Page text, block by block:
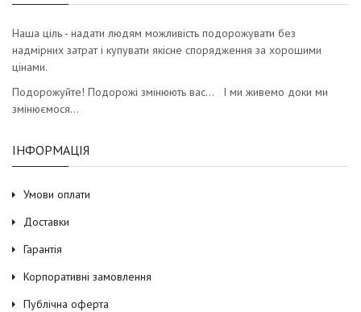
Наша ціль - надати людям можливість подорожувати без
надмірних затрат і купувати якісне спорядження за хорошими
цінами.
Подорожуйте! Подорожі змінюють вас… І ми живемо доки ми
змінюємося…
ІНФОРМАЦІЯ
Умови оплати
Доставки
Гарантія
Корпоративні замовлення
Публічна оферта